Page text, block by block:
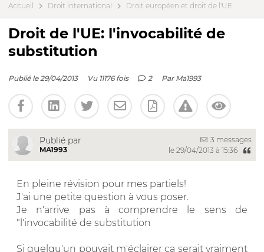
Accueil Droit international Droit européen et droit de l'UE
Droit de l'UE: l'invocabilité de
substitution
Publié le 29/04/2013 Vu 11176 fois 2 Par Ma1993
Publié par
MA1993
3 messages
le 29/04/2013 à 15:36
En pleine révision pour mes partiels!
J'ai une petite question à vous poser.
Je n'arrive pas à comprendre le sens de
"l'invocabilité de substitution
Si quelqu'un pouvait m'éclairer ça serait vraiment